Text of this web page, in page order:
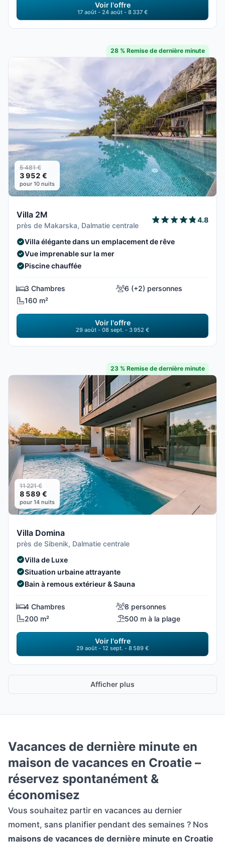
Voir l'offre
17 août - 24 août - 8 337 €
28 % Remise de dernière minute
5 481 €
3 952 €
pour 10 nuits
Villa 2M
près de Makarska, Dalmatie centrale
4.8
Villa élégante dans un emplacement de rêve
Vue imprenable sur la mer
Piscine chauffée
3 Chambres
6 (+2) personnes
160 m²
Voir l'offre
29 août - 08 sept. - 3 952 €
23 % Remise de dernière minute
11 221 €
8 589 €
pour 14 nuits
Villa Domina
près de Sibenik, Dalmatie centrale
Villa de Luxe
Situation urbaine attrayante
Bain à remous extérieur & Sauna
4 Chambres
8 personnes
200 m²
500 m à la plage
Voir l'offre
29 août - 12 sept. - 8 589 €
Afficher plus
Vacances de dernière minute en
maison de vacances en Croatie –
réservez spontanément &
économisez
Vous souhaitez partir en vacances au dernier
moment, sans planifier pendant des semaines ? Nos
maisons de vacances de dernière minute en Croatie